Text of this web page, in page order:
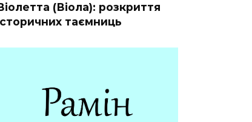
(Віола): розкриття
таємниць